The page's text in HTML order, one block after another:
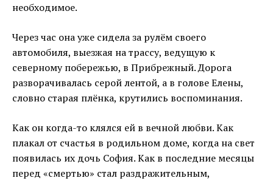
необходимое.
Через час она уже сидела за рулём своего
автомобиля, выезжая на трассу, ведущую к
северному побережью, в Прибрежный. Дорога
разворачивалась серой лентой, а в голове Елены,
словно старая плёнка, крутились воспоминания.
Как он когда-то клялся ей в вечной любви. Как
плакал от счастья в родильном доме, когда на свет
появилась их дочь София. Как в последние месяцы
перед «смертью» стал раздражительным,